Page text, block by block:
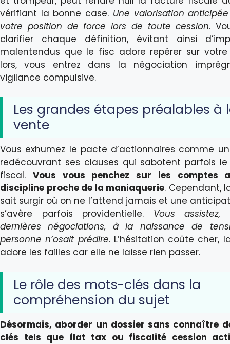
vérifiant la bonne case. Une valorisation
votre position de force lors de toute cession.
clarifier chaque définition, évitant ainsi
malentendus que le fisc adore repérer sur votre
lors, vous entrez dans la négociation
vigilance compulsive.
Les grandes étapes préalables à
vente
Vous exhumez le pacte d’actionnaires comme
redécouvrant ses clauses qui sabotent parfois
fiscal. Vous vous penchez sur les comptes
discipline proche de la maniaquerie. Cependant,
sait surgir où on ne l’attend jamais et une
s’avère parfois providentielle. Vous
dernières négociations, à la naissance de
personne n’osait prédire. L’hésitation coûte cher,
adore les failles car elle ne laisse rien passer.
Le rôle des mots-clés dans la
compréhension du sujet
Désormais, aborder un dossier sans connaître
clés tels que flat tax ou fiscalité cession